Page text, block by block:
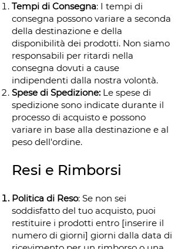
Tempi di Consegna: I tempi di
consegna possono variare a seconda
della destinazione e della
disponibilità dei prodotti. Non siamo
responsabili per ritardi nella
consegna dovuti a cause
indipendenti dalla nostra volontà.
Spese di Spedizione: Le spese di
spedizione sono indicate durante il
processo di acquisto e possono
variare in base alla destinazione e al
peso dell'ordine.
Resi e Rimborsi
Politica di Reso: Se non sei
soddisfatto del tuo acquisto, puoi
restituire i prodotti entro [inserire il
numero di giorni] giorni dalla data di